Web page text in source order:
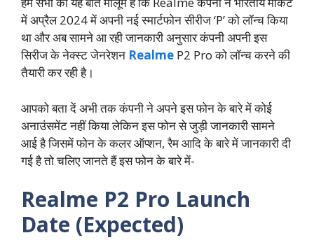
में अप्रैल 2024 में अपनी नई स्मार्टफोन सीरीज ‘P’ को लॉन्च किया
था और अब सामने आ रही जानकारी अनुसार कंपनी अपनी इस
सिरीज के नेक्स्ट जेनरेशन Realme P2 Pro को लॉन्च करने की
तैयारी कर रही है।
आपको बता दें अभी तक कंपनी ने अपने इस फोन के बारे में कोई
अनाउंसमेंट नहीं किया लेकिन इस फोन से जुड़ी जानकारी सामने
आई है जिसमें फोन के कलर ऑप्शन, रैम आदि के बारे में जानकारी दी
गई है तो चलिए जानते हैं इस फोन के बारे में-
Realme P2 Pro Launch
Date (Expected)